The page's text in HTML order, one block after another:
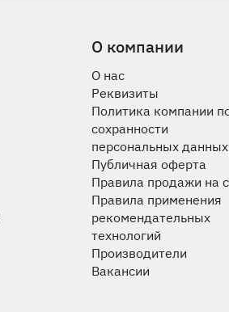
О компании
О нас
Реквизиты
Политика компании
сохранности
персональных данных
Публичная оферта
Правила продажи на
Правила применения
рекомендательных
технологий
Производители
Вакансии